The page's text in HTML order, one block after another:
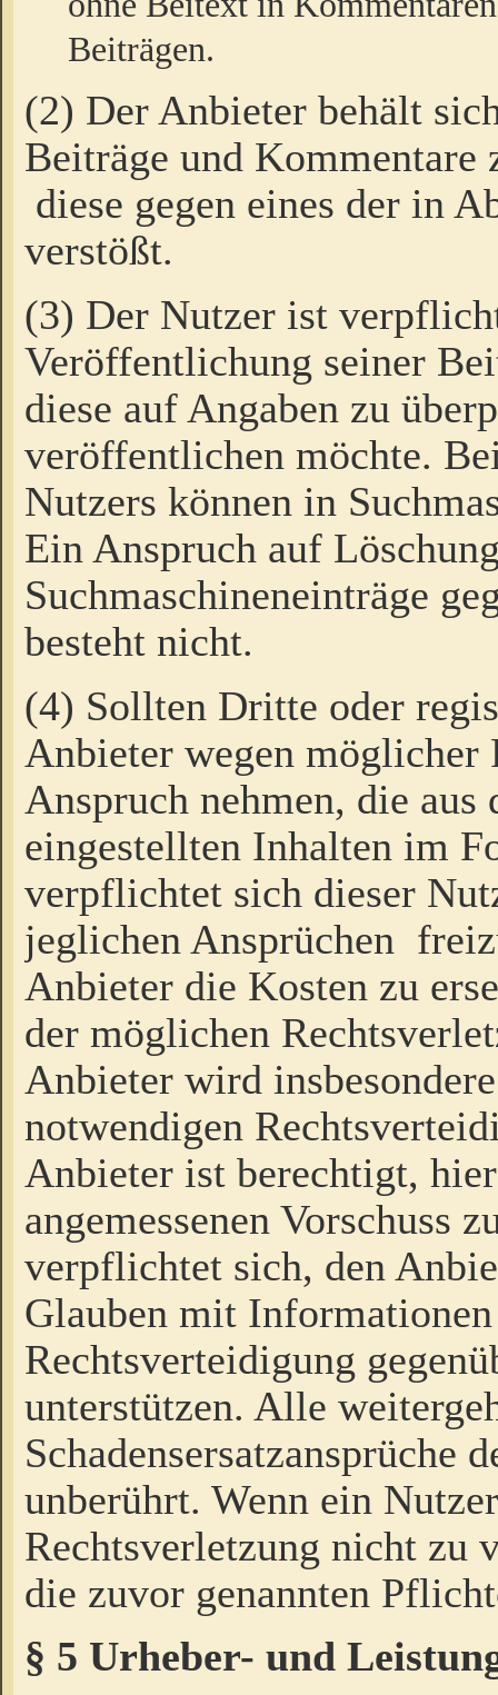
Beiträgen.
(2) Der Anbieter behält
Beiträge und Kommentare
diese gegen eines der in
verstößt.
(3) Der Nutzer ist
Veröffentlichung seiner
diese auf Angaben zu
veröffentlichen möchte.
Nutzers können in
Ein Anspruch auf
Suchmaschineneinträge
besteht nicht.
(4) Sollten Dritte oder
Anbieter wegen möglicher
Anspruch nehmen, die
eingestellten Inhalten im
verpflichtet sich dieser
jeglichen Ansprüchen
Anbieter die Kosten zu
der möglichen
Anbieter wird
notwendigen
Anbieter ist berechtigt,
angemessenen Vorschuss
verpflichtet sich, den
Glauben mit
Rechtsverteidigung
unterstützen. Alle
Schadensersatzansprüche
unberührt. Wenn ein
Rechtsverletzung nicht zu
die zuvor genannten
§ 5 Urheber- und